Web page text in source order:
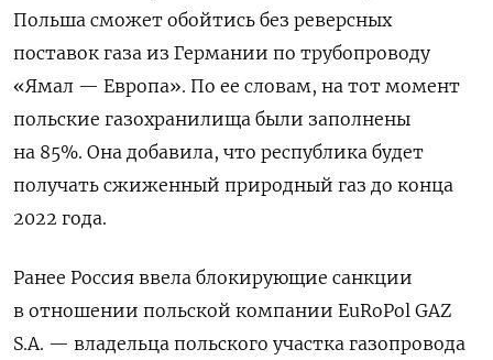
Польша сможет обойтись без реверсных
поставок газа из Германии по трубопроводу
«Ямал — Европа». По ее словам, на тот момент
польские газохранилища были заполнены
на 85%. Она добавила, что республика будет
получать сжиженный природный газ до конца
2022 года.
Ранее Россия ввела блокирующие санкции
в отношении польской компании EuRoPol GAZ
S.A. — владельца польского участка газопровода